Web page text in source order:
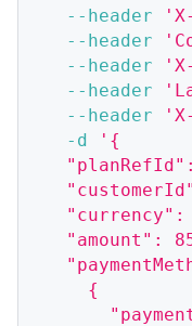
--header
--header
--header
--header
--header
-d
'{
"currency":
"amount":
    {